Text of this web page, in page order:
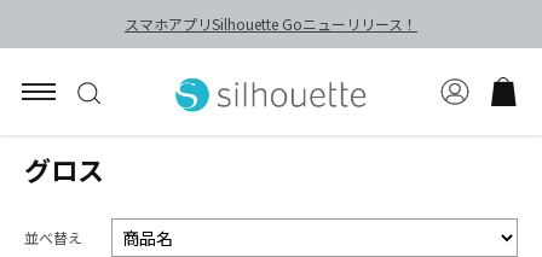
スマホアプリSilhouette Goニューリリース！
グロス
並べ替え